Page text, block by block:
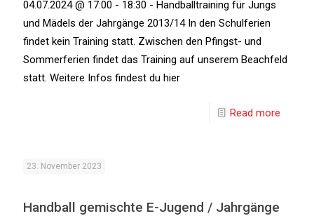
04.07.2024 @ 17:00 - 18:30 - Handballtraining für Jungs
und Mädels der Jahrgänge 2013/14 In den Schulferien
findet kein Training statt. Zwischen den Pfingst- und
Sommerferien findet das Training auf unserem Beachfeld
statt. Weitere Infos findest du hier
Read more
23. November 2023
Handball gemischte E-Jugend / Jahrgänge